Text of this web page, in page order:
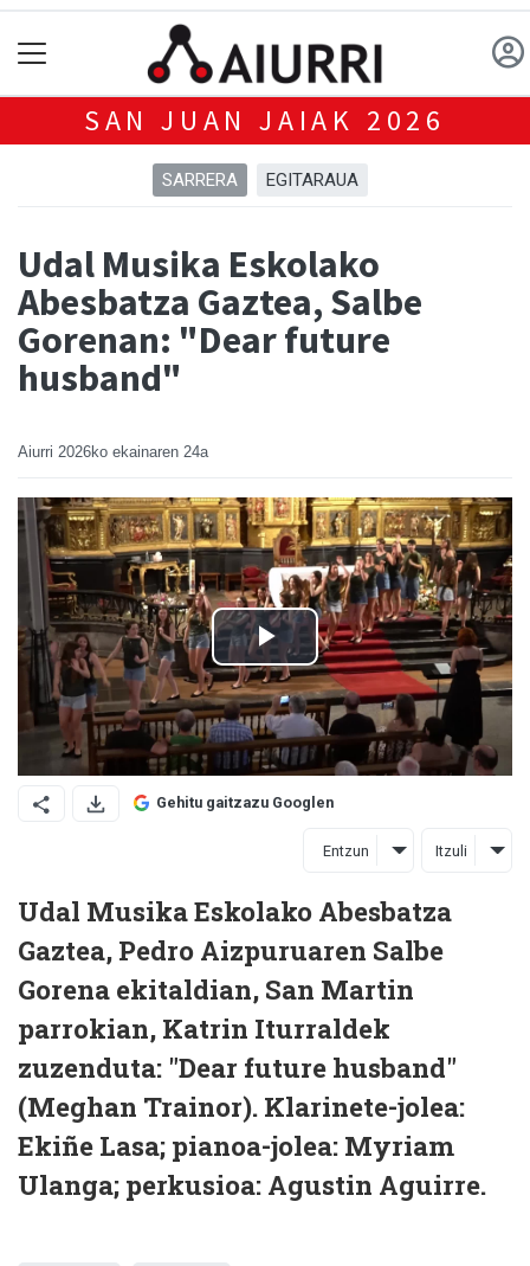
SAN JUAN JAIAK 2026
SARRERA EGITARAUA
Udal Musika Eskolako
Abesbatza Gaztea, Salbe
Gorenan: "Dear future
husband"
Aiurri 2026ko ekainaren 24a
Gehitu gaitzazu Googlen
Entzun Itzuli
Udal Musika Eskolako Abesbatza
Gaztea, Pedro Aizpuruaren Salbe
Gorena ekitaldian, San Martin
parrokian, Katrin Iturraldek
zuzenduta: "Dear future husband"
(Meghan Trainor). Klarinete-jolea:
Ekiñe Lasa; pianoa-jolea: Myriam
Ulanga; perkusioa: Agustin Aguirre.